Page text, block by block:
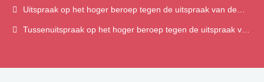
korpschef van de politie
Uitspraak op het hoger beroep tegen de uitspraak van de
rechtbank Den Haag
Tussenuitspraak op het hoger beroep tegen de uitspraak van